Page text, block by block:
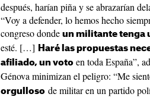
después, harían piña y se abrazarían
“Voy a defender, lo hemos hecho
congreso donde un militante tenga
esté. […]
Haré las propuestas
afiliado, un voto en toda España”,
Génova minimizan el peligro: “Me
orgulloso de militar en un partido